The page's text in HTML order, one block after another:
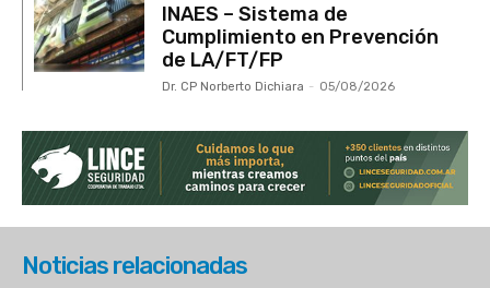
INAES – Sistema de
Cumplimiento en Prevención
de LA/FT/FP
Dr. CP Norberto Dichiara - 05/08/2026
Noticias relacionadas